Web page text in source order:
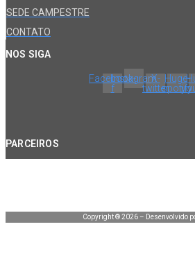
SEDE CAMPESTRE
CONTATO
NOS SIGA
Facebook-
f
InstagramX-
twitter
Huge-
spotify
PARCEIROS
Copyright ® 2026 – Desenvolvido